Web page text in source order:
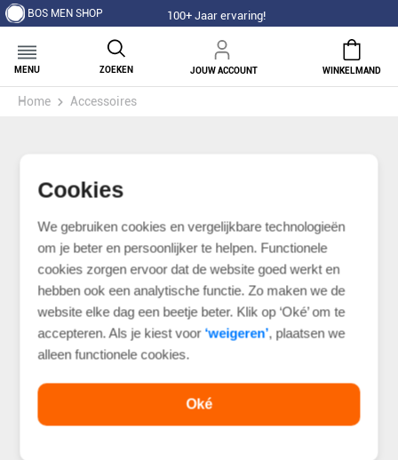
Cookies
We gebruiken cookies en vergelijkbare technologieën
om je beter en persoonlijker te helpen. Functionele
cookies zorgen ervoor dat de website goed werkt en
hebben ook een analytische functie. Zo maken we de
website elke dag een beetje beter. Klik op ‘Oké’ om te
accepteren. Als je kiest voor ‘weigeren’, plaatsen we
alleen functionele cookies.
Oké
BOS MEN SHOP 100+ Jaar ervaring!
MENU ZOEKEN JOUW ACCOUNT WINKELMAND
Home Accessoires